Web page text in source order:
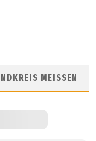
MEISSEN